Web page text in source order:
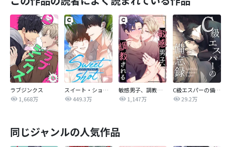
ラブジンクス
1,668万
スイート・ショット
449.3万
敏感男子、調教される
1,147万
C級エスパーの備忘録
29.2万
同じジャンルの人気作品